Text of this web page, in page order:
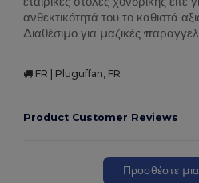
ανθεκτικότητά του το καθιστά
Διαθέσιμο για μαζικές
FR | Pluguffan, FR
Product Customer Reviews
Προσθέστε μια